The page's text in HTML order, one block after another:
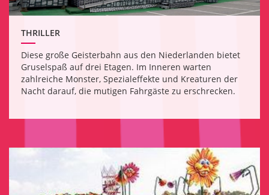
THRILLER
Diese große Geisterbahn aus den Niederlanden bietet
Gruselspaß auf drei Etagen. Im Inneren warten
zahlreiche Monster, Spezialeffekte und Kreaturen der
Nacht darauf, die mutigen Fahrgäste zu erschrecken.